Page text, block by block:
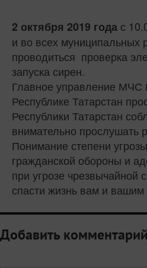
2 октября 2019 года с
и во всех муниципальных
проводиться проверка
запуска сирен.
Главное управление МЧС
Республике Татарстан
Республики Татарстан
внимательно прослушать
Понимание степени
гражданской обороны и
при угрозе чрезвычайной
спасти жизнь вам и вашим
Добавить комментарий